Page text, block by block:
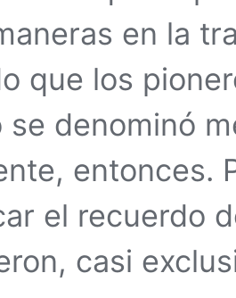
en la
que los
se denominó
entonces.
el recuerdo
casi